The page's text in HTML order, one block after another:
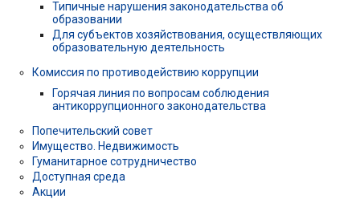
Типичные нарушения законодательства об
образовании
Для субъектов хозяйствования, осуществляющих
образовательную деятельность
Комиссия по противодействию коррупции
Горячая линия по вопросам соблюдения
антикоррупционного законодательства
Попечительский совет
Имущество. Недвижимость
Гуманитарное сотрудничество
Доступная среда
Акции